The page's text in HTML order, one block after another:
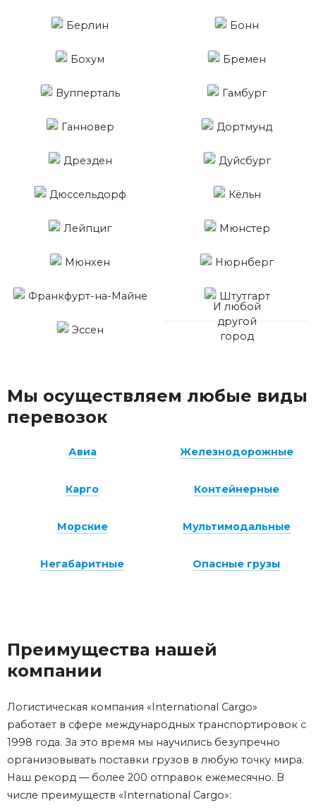
Берлин Бонн
Бохум Бремен
Вупперталь Гамбург
Ганновер Дортмунд
Дрезден Дуйсбург
Дюссельдорф Кёльн
Лейпциг Мюнстер
Мюнхен Нюрнберг
Франкфурт-на-Майне Штутгарт
Эссен
И любой
другой
город
Преимущества нашей
компании
Логистическая компания «International Cargo»
работает в сфере международных транспортировок с
1998 года. За это время мы научились безупречно
организовывать поставки грузов в любую точку мира.
Наш рекорд — более 200 отправок ежемесячно. В
числе преимуществ «International Cargo»:
Мы осуществляем любые виды
перевозок
Авиа Железнодорожные
Карго Контейнерные
Морские Мультимодальные
Негабаритные Опасные грузы